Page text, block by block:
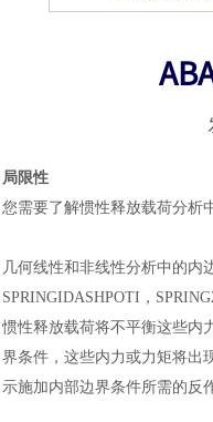
局限性
您需要了解惯性释放载荷分析
几何线性和非线性分析中的内
SPRINGIDASHPOTI，
惯性释放载荷将不平衡这些内
界条件，这些内力或力矩将出
示施加内部边界条件所需的反